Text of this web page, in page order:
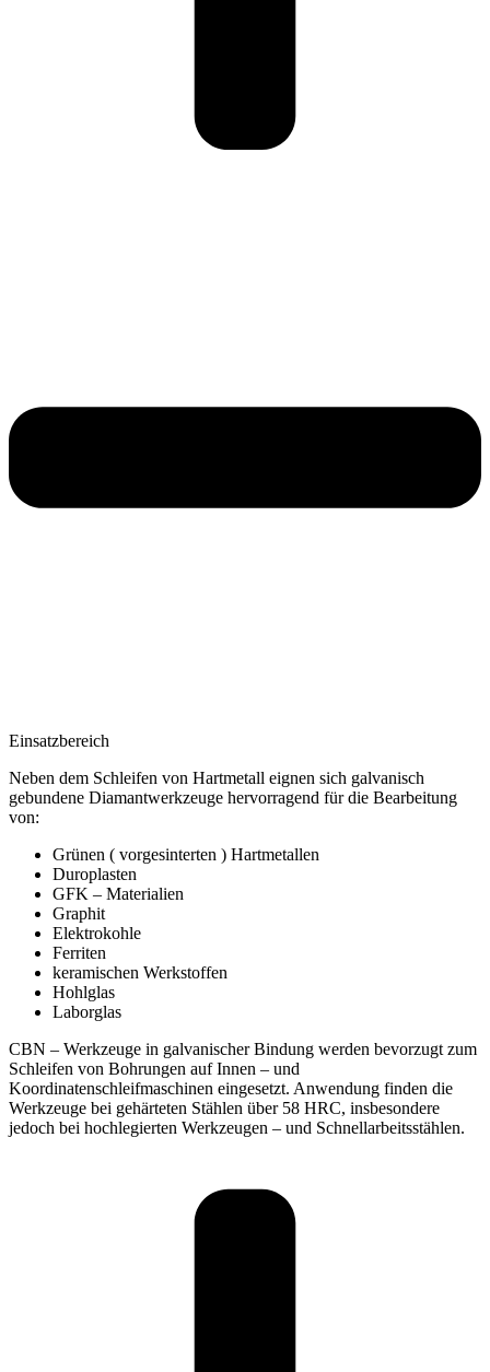
Einsatzbereich
Neben dem Schleifen von Hartmetall eignen sich galvanisch
gebundene Diamantwerkzeuge hervorragend für die Bearbeitung
von:
Grünen ( vorgesinterten ) Hartmetallen
Duroplasten
GFK – Materialien
Graphit
Elektrokohle
Ferriten
keramischen Werkstoffen
Hohlglas
Laborglas
CBN – Werkzeuge in galvanischer Bindung werden bevorzugt zum
Schleifen von Bohrungen auf Innen – und
Koordinatenschleifmaschinen eingesetzt. Anwendung finden die
Werkzeuge bei gehärteten Stählen über 58 HRC, insbesondere
jedoch bei hochlegierten Werkzeugen – und Schnellarbeitsstählen.